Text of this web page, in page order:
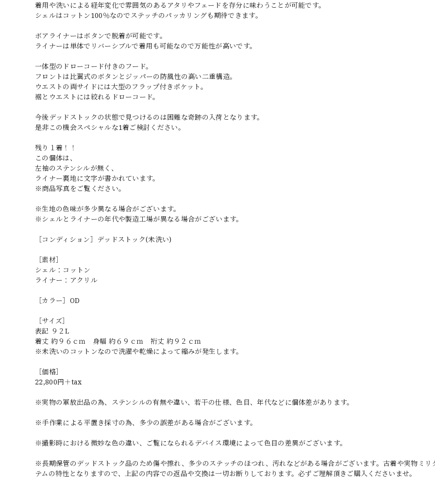
着用や洗いによる経年変化で雰囲気のあるアタリやフェードを存分に味わうことが可能です。
シェルはコットン100％なのでステッチのパッカリングも期待できます。
ボアライナーはボタンで脱着が可能です。
ライナーは単体でリバーシブルで着用も可能なので万能性が高いです。
一体型のドローコード付きのフード。
フロントは比翼式のボタンとジッパーの防風性の高い二重構造。
ウエストの両サイドには大型のフラップ付きポケット。
裾とウエストには絞れるドローコード。
今後デッドストックの状態で見つけるのは困難な奇跡の入荷となります。
是非この機会スペシャルな1着ご検討ください。
残り１着！！
この個体は、
左袖のステンシルが無く、
ライナー裏地に文字が書かれています。
※商品写真をご覧ください。
※生地の色味が多少異なる場合がございます。
※シェルとライナーの年代や製造工場が異なる場合がございます。
［コンディション］デッドストック(未洗い)
［素材］
シェル：コットン
ライナー：アクリル
［カラー］OD
［サイズ］
表記 ９２L
着丈 約９６ｃｍ 身幅 約６９ｃｍ 裄丈 約９２ｃｍ
※未洗いのコットンなので洗濯や乾燥によって縮みが発生します。
［価格］
22,800円＋tax
※実物の軍放出品の為、ステンシルの有無や違い、若干の仕様、色目、年代などに個体差があります。
※手作業による平置き採寸の為、多少の誤差がある場合がございます。
※撮影時における微妙な色の違い、ご覧になられるデバイス環境によって色目の差異がございます。
※長期保管のデッドストック品のため傷や擦れ、多少のステッチのほつれ、汚れなどがある場合がございます。古着や実物ミリ
テムの特性となりますので、上記の内容での返品や交換は一切お断りしております。必ずご理解頂きご購入くださいませ。